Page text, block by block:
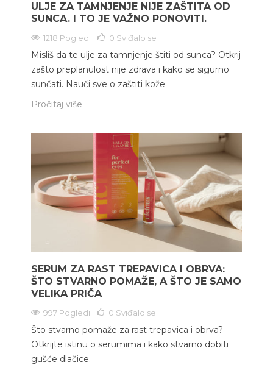
ULJE ZA TAMNJENJE NIJE ZAŠTITA OD
SUNCA. I TO JE VAŽNO PONOVITI.
1218 Pogledi 0 Sviđalo se
Misliš da te ulje za tamnjenje štiti od sunca? Otkrij
zašto preplanulost nije zdrava i kako se sigurno
sunčati. Nauči sve o zaštiti kože
Pročitaj više
SERUM ZA RAST TREPAVICA I OBRVA:
ŠTO STVARNO POMAŽE, A ŠTO JE SAMO
VELIKA PRIČA
997 Pogledi 0 Sviđalo se
Što stvarno pomaže za rast trepavica i obrva?
Otkrijte istinu o serumima i kako stvarno dobiti
gušće dlačice.